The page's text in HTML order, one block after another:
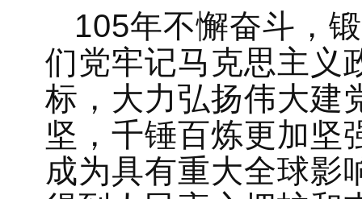
105年不懈奋斗，
们党牢记马克思主义
标，大力弘扬伟大建
坚，千锤百炼更加坚
成为具有重大全球影